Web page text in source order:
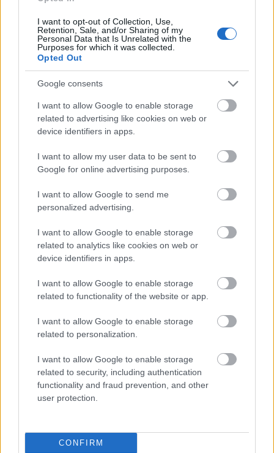
I want to opt-out of Collection, Use,
Retention, Sale, and/or Sharing of my
Personal Data that Is Unrelated with the
Purposes for which it was collected.
Opted Out
Google consents
I want to allow Google to enable storage
related to advertising like cookies on web or
device identifiers in apps.
I want to allow my user data to be sent to
Google for online advertising purposes.
I want to allow Google to send me
personalized advertising.
I want to allow Google to enable storage
related to analytics like cookies on web or
device identifiers in apps.
I want to allow Google to enable storage
related to functionality of the website or app.
I want to allow Google to enable storage
related to personalization.
I want to allow Google to enable storage
related to security, including authentication
functionality and fraud prevention, and other
user protection.
CONFIRM
bemutatóra szóló jegyekért itt játszhattok.
pedig valaki be akarja fikázni, csak annyit tudok
mondani: először csinálj jobbat!
Ajánlott bejegyzések:
Könyvajánló: Dr. Sheila de Liz: